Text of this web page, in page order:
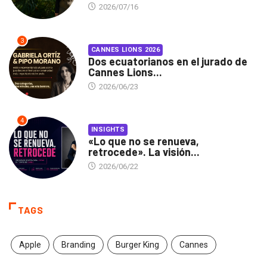
2026/07/16
3
CANNES LIONS 2026
Dos ecuatorianos en el jurado de
Cannes Lions...
2026/06/23
4
INSIGHTS
«Lo que no se renueva,
retrocede». La visión...
2026/06/22
TAGS
Apple Branding Burger King Cannes